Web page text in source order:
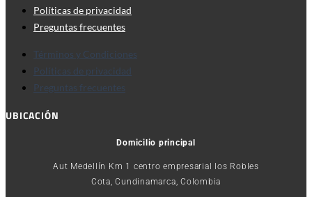
Políticas de privacidad
Preguntas frecuentes
Términos y Condiciones
Políticas de privacidad
Preguntas frecuentes
UBICACIÓN
Domicilio principal
Aut Medellín Km 1 centro empresarial los Robles
Cota, Cundinamarca, Colombia